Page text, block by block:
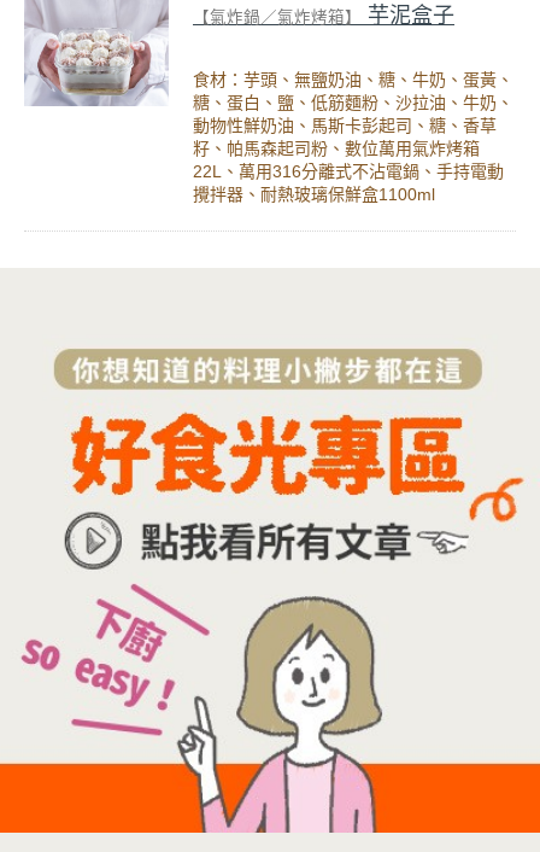
【氣炸鍋／氣炸烤箱】 芋泥盒子
食材：芋頭、無鹽奶油、糖、牛奶、蛋黃、
糖、蛋白、鹽、低筋麵粉、沙拉油、牛奶、
動物性鮮奶油、馬斯卡彭起司、糖、香草
籽、帕馬森起司粉、數位萬用氣炸烤箱
22L、萬用316分離式不沾電鍋、手持電動
攪拌器、耐熱玻璃保鮮盒1100ml